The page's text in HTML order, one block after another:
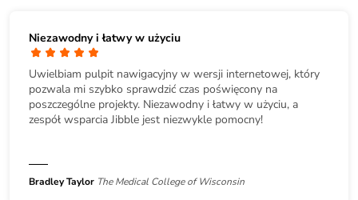
Niezawodny i łatwy w użyciu
Uwielbiam pulpit nawigacyjny w wersji internetowej, który
pozwala mi szybko sprawdzić czas poświęcony na
poszczególne projekty. Niezawodny i łatwy w użyciu, a
zespół wsparcia Jibble jest niezwykle pomocny!
Bradley Taylor The Medical College of Wisconsin